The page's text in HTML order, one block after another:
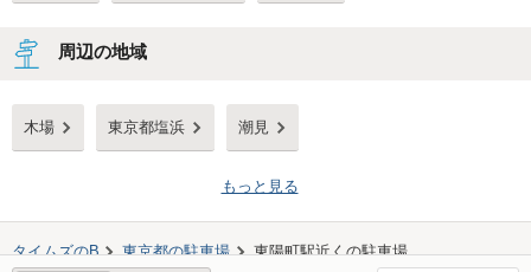
周辺の地域
木場 東京都塩浜 潮見
もっと見る
タイムズのB 東京都の駐車場 東陽町駅近くの駐車場